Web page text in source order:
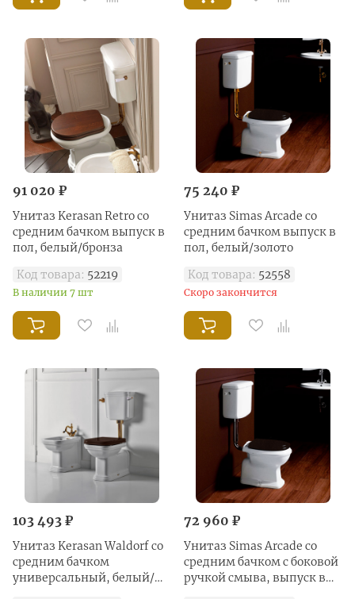
91 020 ₽
Унитаз Kerasan Retro со
средним бачком выпуск в
пол, белый/бронза
Код товара: 52219
В наличии 7 шт
75 240 ₽
Унитаз Simas Arcade со
средним бачком выпуск в
пол, белый/золото
Код товара: 52558
Скоро закончится
103 493 ₽
Унитаз Kerasan Waldorf со
средним бачком
универсальный, белый/
72 960 ₽
Унитаз Simas Arcade со
средним бачком с боковой
ручкой смыва, выпуск в